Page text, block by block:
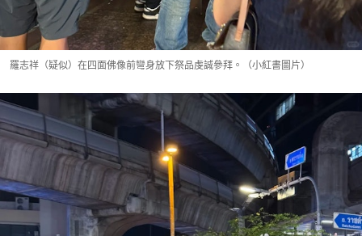
羅志祥（疑似）在四面佛像前彎身放下祭品虔誠參拜。（小紅書圖片）